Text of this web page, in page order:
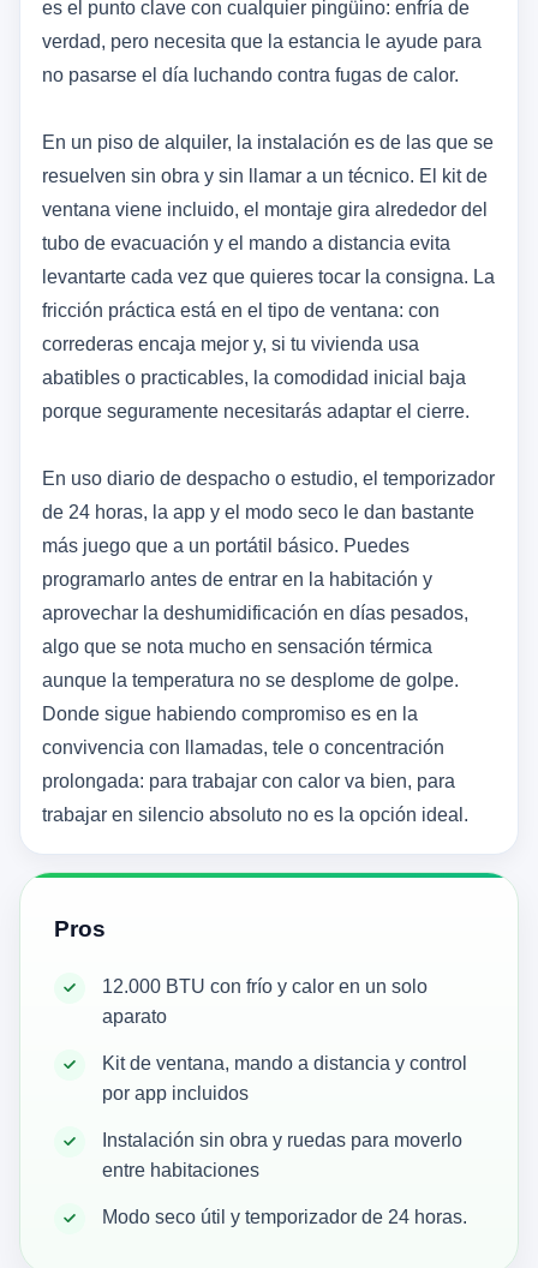
es el punto clave con cualquier pingüino: enfría de
verdad, pero necesita que la estancia le ayude para
no pasarse el día luchando contra fugas de calor.
En un piso de alquiler, la instalación es de las que se
resuelven sin obra y sin llamar a un técnico. El kit de
ventana viene incluido, el montaje gira alrededor del
tubo de evacuación y el mando a distancia evita
levantarte cada vez que quieres tocar la consigna. La
fricción práctica está en el tipo de ventana: con
correderas encaja mejor y, si tu vivienda usa
abatibles o practicables, la comodidad inicial baja
porque seguramente necesitarás adaptar el cierre.
En uso diario de despacho o estudio, el temporizador
de 24 horas, la app y el modo seco le dan bastante
más juego que a un portátil básico. Puedes
programarlo antes de entrar en la habitación y
aprovechar la deshumidificación en días pesados,
algo que se nota mucho en sensación térmica
aunque la temperatura no se desplome de golpe.
Donde sigue habiendo compromiso es en la
convivencia con llamadas, tele o concentración
prolongada: para trabajar con calor va bien, para
trabajar en silencio absoluto no es la opción ideal.
Pros
12.000 BTU con frío y calor en un solo
aparato
Kit de ventana, mando a distancia y control
por app incluidos
Instalación sin obra y ruedas para moverlo
entre habitaciones
Modo seco útil y temporizador de 24 horas.